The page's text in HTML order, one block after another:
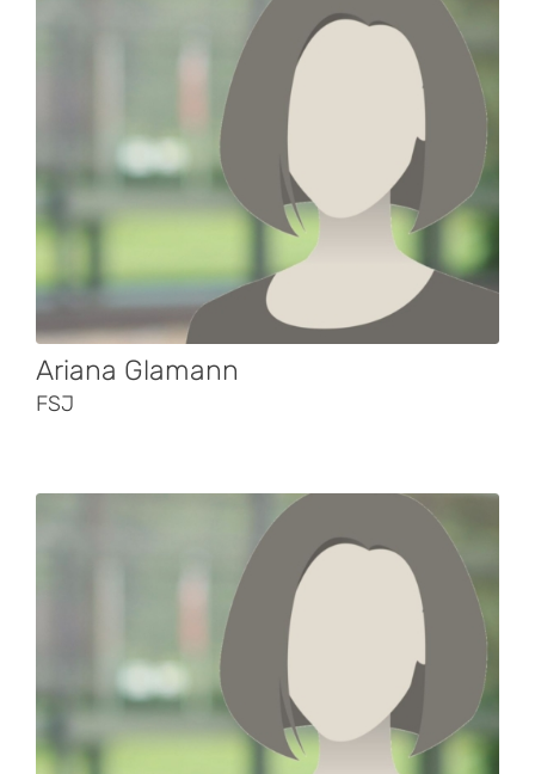
Ariana Glamann
FSJ